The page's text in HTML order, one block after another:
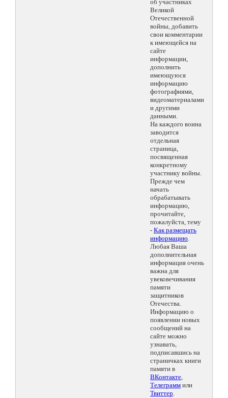
об участниках
Великой
Отечественной
войны, добавить
свои комментарии
к имеющейся на
сайте
информации,
дополнить
имеющуюся
информацию
фотографиями,
видеоматериалами
и другими
данными.
На каждого воина
заводится
отдельная
страница,
посвященная
конкретному
участнику войны.
Прежде чем
начать
обрабатывать
информацию,
прочитайте,
пожалуйста, тему
- Как размещать
информацию.
Любая Ваша
дополнительная
информация очень
важна для
увековечивания
памяти
защитников
Отечества.
Информацию о
появлении новых
сообщений на
сайте можно
узнавать,
подписавшись на
страничках книги
памяти в
ВКонтакте,
Телеграмм или
Твиттер.